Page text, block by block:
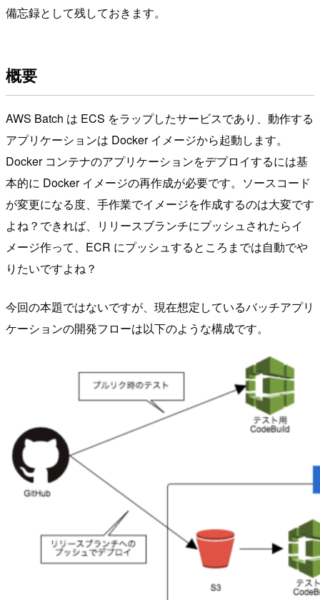
備忘録として残しておきます。
概要
AWS Batch は ECS をラップしたサービスであり、動作する
アプリケーションは Docker イメージから起動します。
Docker コンテナのアプリケーションをデプロイするには基
本的に Docker イメージの再作成が必要です。ソースコード
が変更になる度、手作業でイメージを作成するのは大変です
よね？できれば、リリースブランチにプッシュされたらイ
メージ作って、ECR にプッシュするところまでは自動でや
りたいですよね？
今回の本題ではないですが、現在想定しているバッチアプリ
ケーションの開発フローは以下のような構成です。